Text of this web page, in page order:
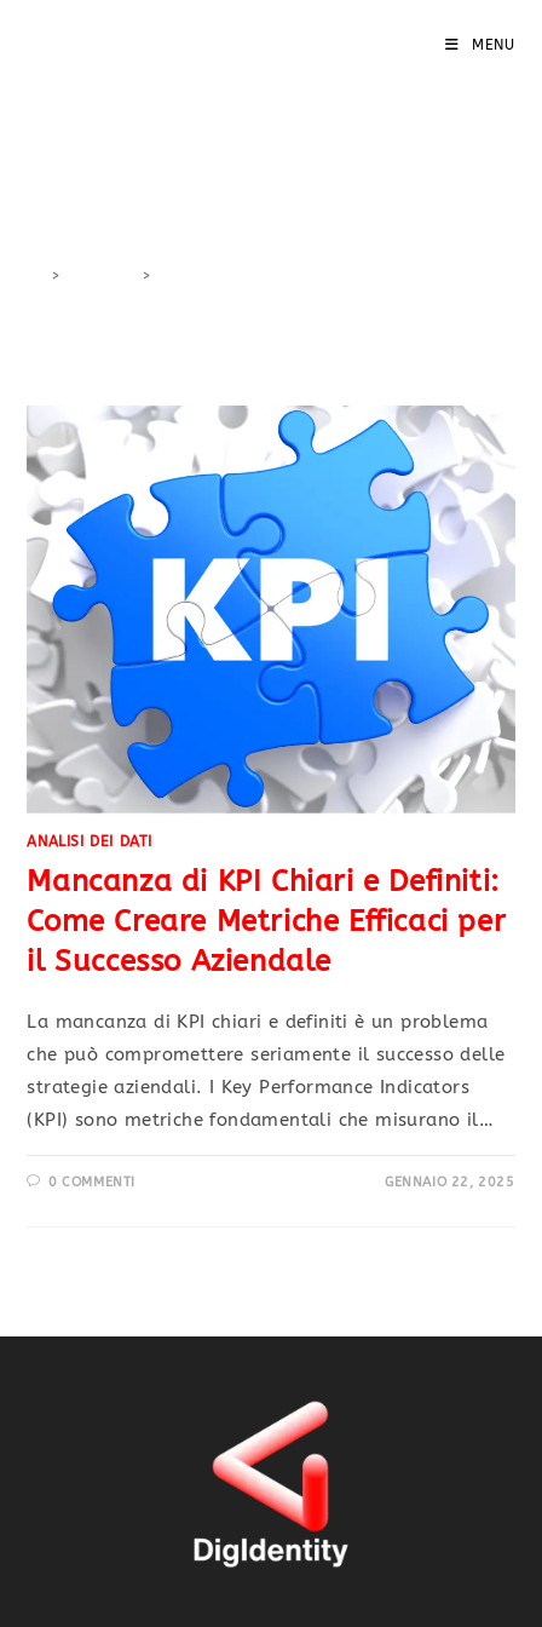
MENU
> >
ANALISI DEI DATI
Mancanza di KPI Chiari e Definiti:
Come Creare Metriche Efficaci per
il Successo Aziendale
La mancanza di KPI chiari e definiti è un problema
che può compromettere seriamente il successo delle
strategie aziendali. I Key Performance Indicators
(KPI) sono metriche fondamentali che misurano il…
0 COMMENTI GENNAIO 22, 2025